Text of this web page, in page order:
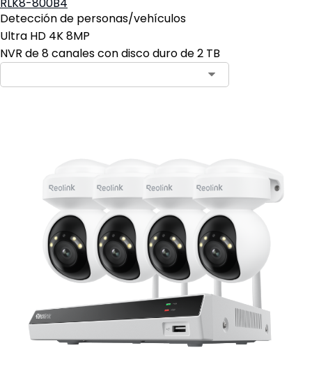
Detección de personas/vehículos
Ultra HD 4K 8MP
NVR de 8 canales con disco duro de 2 TB